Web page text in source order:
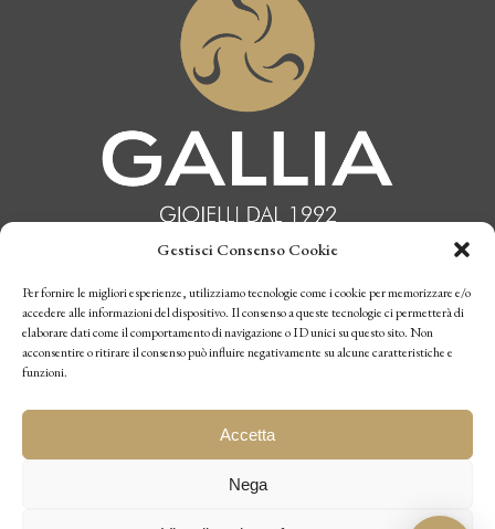
Gestisci Consenso Cookie
Per fornire le migliori esperienze, utilizziamo tecnologie come i cookie per memorizzare e/o
accedere alle informazioni del dispositivo. Il consenso a queste tecnologie ci permetterà di
elaborare dati come il comportamento di navigazione o ID unici su questo sito. Non
acconsentire o ritirare il consenso può influire negativamente su alcune caratteristiche e
funzioni.
Accetta
Nega
INFORMATIVA PRIVACY
CONDIZIONI DI VENDITA